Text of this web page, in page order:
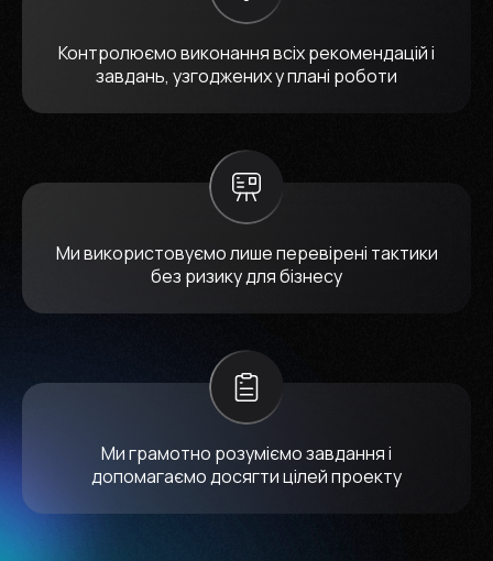
Контролюємо виконання всіх рекомендацій і
завдань, узгоджених у плані роботи
Ми використовуємо лише перевірені тактики
без ризику для бізнесу
Ми грамотно розуміємо завдання і
допомагаємо досягти цілей проекту